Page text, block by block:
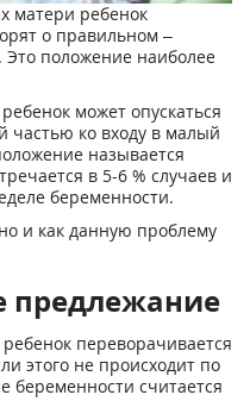
матери ребенок
о правильном –
положение наиболее
может опускаться
частью ко входу в малый
называется
в 5-6 % случаев и
беременности.
и как данную проблему
предлежание
переворачивается
этого не происходит по
беременности считается